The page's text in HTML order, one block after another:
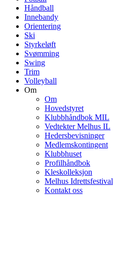
Håndball
Innebandy
Orientering
Ski
Styrkeløft
Svømming
Swing
Trim
Volleyball
Om
Om
Hovedstyret
Klubbhåndbok MIL
Vedtekter Melhus IL
Hedersbevisninger
Medlemskontingent
Klubbhuset
Profilhåndbok
Kleskolleksjon
Melhus Idrettsfestival
Kontakt oss